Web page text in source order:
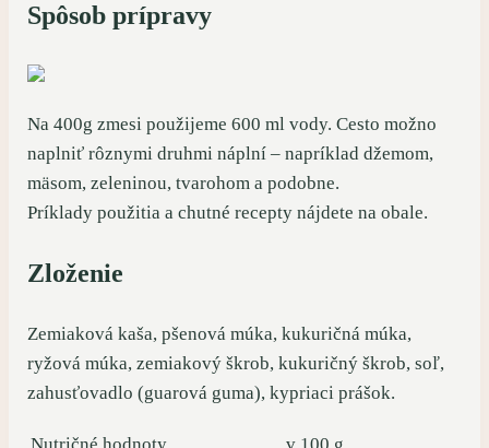
Spôsob prípravy
Na 400g zmesi použijeme 600 ml vody. Cesto možno
naplniť rôznymi druhmi náplní – napríklad džemom,
mäsom, zeleninou, tvarohom a podobne.
Príklady použitia a chutné recepty nájdete na obale.
Zloženie
Zemiaková kaša, pšenová múka, kukuričná múka,
ryžová múka, zemiakový škrob, kukuričný škrob, soľ,
zahusťovadlo (guarová guma), kypriaci prášok.